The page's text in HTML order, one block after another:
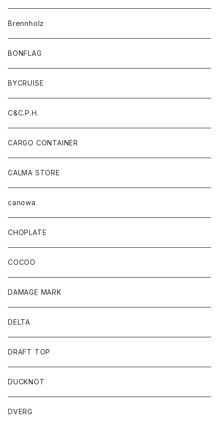
Brennholz
BONFLAG
BYCRUISE
C&C.P.H.
CARGO CONTAINER
CALMA STORE
canowa
CHOPLATE
COCOO
DAMAGE MARK
DELTA
DRAFT TOP
DUCKNOT
DVERG